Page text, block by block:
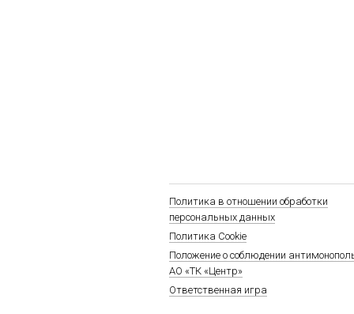
Политика в отношении обработки
персональных данных
Политика Cookie
Положение о соблюдении
АО «ТК «Центр»
Ответственная игра